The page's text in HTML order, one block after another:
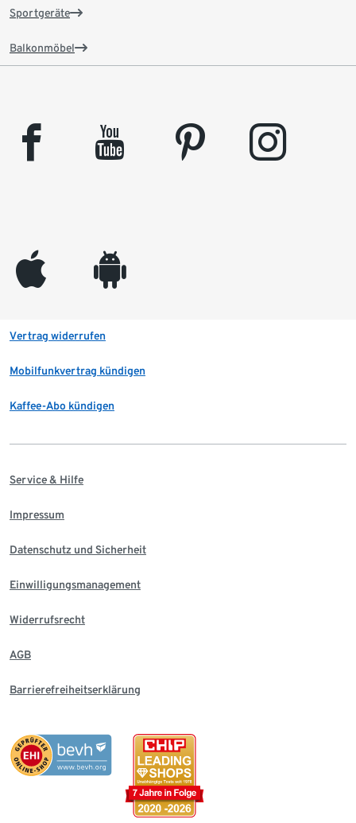
Sportgeräte
Balkonmöbel
facebook youtube pinterest instagram
appleinc android
Vertrag widerrufen
Mobilfunkvertrag kündigen
Kaffee-Abo kündigen
Service & Hilfe
Impressum
Datenschutz und Sicherheit
Einwilligungsmanagement
Widerrufsrecht
AGB
Barrierefreiheitserklärung